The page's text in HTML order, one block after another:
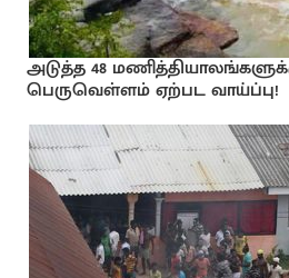
அடுத்த 48
பெருவெள்ளம் ஏற்பட வாய்ப்பு!